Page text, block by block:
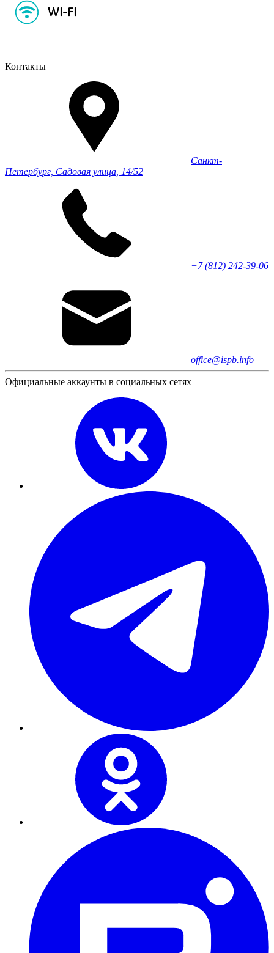
Контакты
Санкт-
Петербург, Садовая улица, 14/52
+7 (812) 242-39-06
office@ispb.info
Официальные аккаунты в социальных сетях